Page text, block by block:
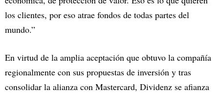
los clientes, por eso atrae fondos de todas partes del
mundo.”
En virtud de la amplia aceptación que obtuvo la compañía
regionalmente con sus propuestas de inversión y tras
consolidar la alianza con Mastercard, Dividenz se afianza